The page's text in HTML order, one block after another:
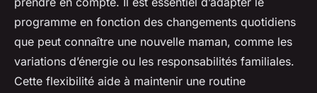
programme en fonction des changements quotidiens
que peut connaître une nouvelle maman, comme les
variations d’énergie ou les responsabilités familiales.
Cette flexibilité aide à maintenir une routine